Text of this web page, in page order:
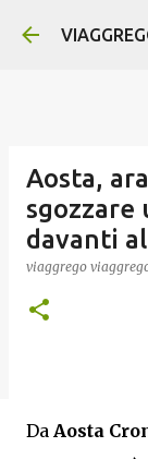
Aosta,
sgozzare
davanti
viaggrego
Da Aosta